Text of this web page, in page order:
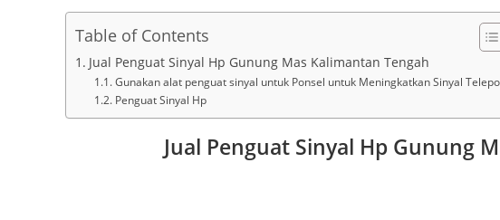
Table of Contents
Jual Penguat Sinyal Hp Gunung Mas Kalimantan Tengah
Gunakan alat penguat sinyal untuk Ponsel untuk Meningkatkan Sinyal
Penguat Sinyal Hp
Jual Penguat Sinyal Hp Gunung